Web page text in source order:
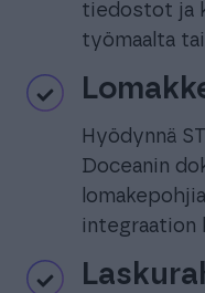
tiedostot ja
työmaalta
Hyödynnä
Doceanin
integraation